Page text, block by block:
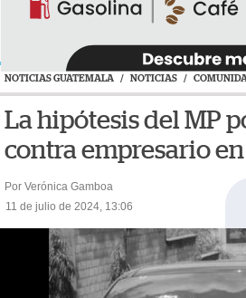
NOTICIAS GUATEMALA / NOTICIAS /
La hipótesis del MP
contra empresario
Por Verónica Gamboa
11 de julio de 2024, 13:06